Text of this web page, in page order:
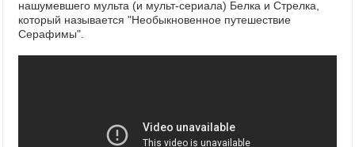
нашумевшего мульта (и мульт-сериала) Белка и Стрелка,
который называется "Необыкновенное путешествие
Серафимы".